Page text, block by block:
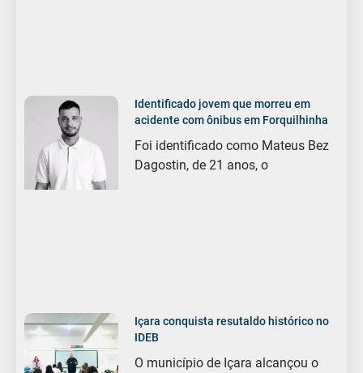
Identificado jovem que morreu em
acidente com ônibus em Forquilhinha
Foi identificado como Mateus Bez
Dagostin, de 21 anos, o
Içara conquista resutaldo histórico no
IDEB
O município de Içara alcançou o